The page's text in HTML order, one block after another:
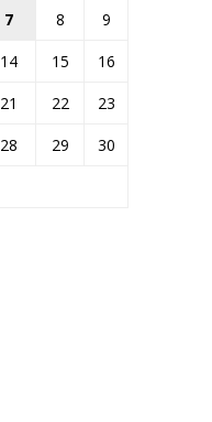
7 8
9
14 15
16
21 22
23
28 29
30